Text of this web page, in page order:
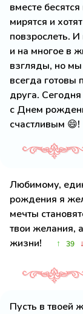
вместе
мирятся и
повзрослеть.
и на многое в
взгляды, но
всегда готовы
друга.
с Днем
счастливым 😄!
Любимому,
рождения я
мечты
твои желания,
жизни!
↑ 39 ↓
Пусть в твоей